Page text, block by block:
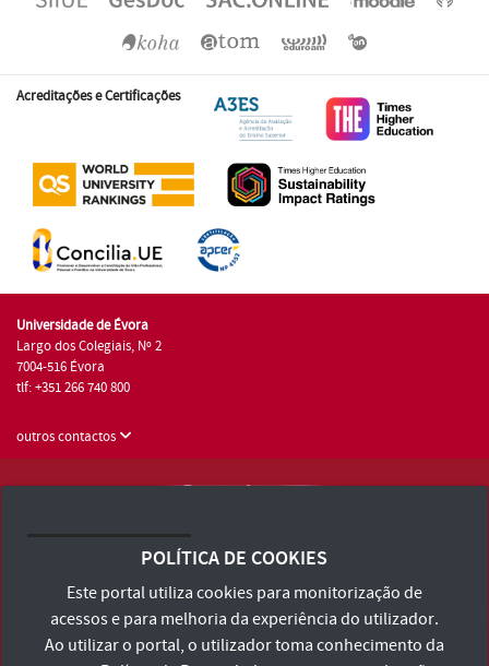
Acreditações e Certificações
Universidade de Évora
Largo dos Colegiais, Nº 2
7004-516 Évora
tlf: +351 266 740 800
outros contactos
Consulte os Termos e Condições e Política de Privacidade
Declaração de Acessibilidade
POLÍTICA DE COOKIES
Este portal utiliza cookies para monitorização de
acessos e para melhoria da experiência do utilizador.
Ao utilizar o portal, o utilizador toma conhecimento da